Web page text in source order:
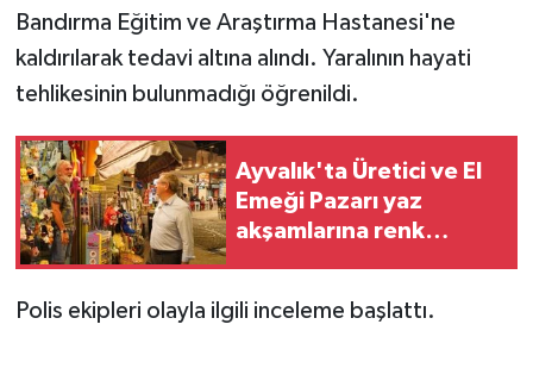
Bandırma Eğitim ve Araştırma Hastanesi'ne
kaldırılarak tedavi altına alındı. Yaralının hayati
tehlikesinin bulunmadığı öğrenildi.
Ayvalık'ta Üretici ve El
Emeği Pazarı yaz
akşamlarına renk
Polis ekipleri olayla ilgili inceleme başlattı.
Sağlık
SİYASET
SPOR HABERLERİ